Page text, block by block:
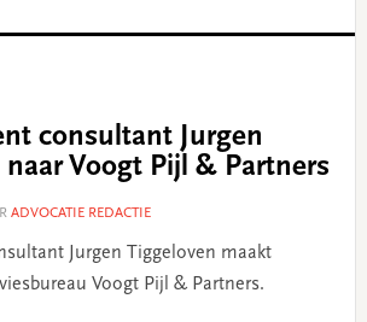
consultant Jurgen
Voogt Pijl & Partners
ADVOCATIE REDACTIE
Jurgen Tiggeloven maakt
Voogt Pijl & Partners.